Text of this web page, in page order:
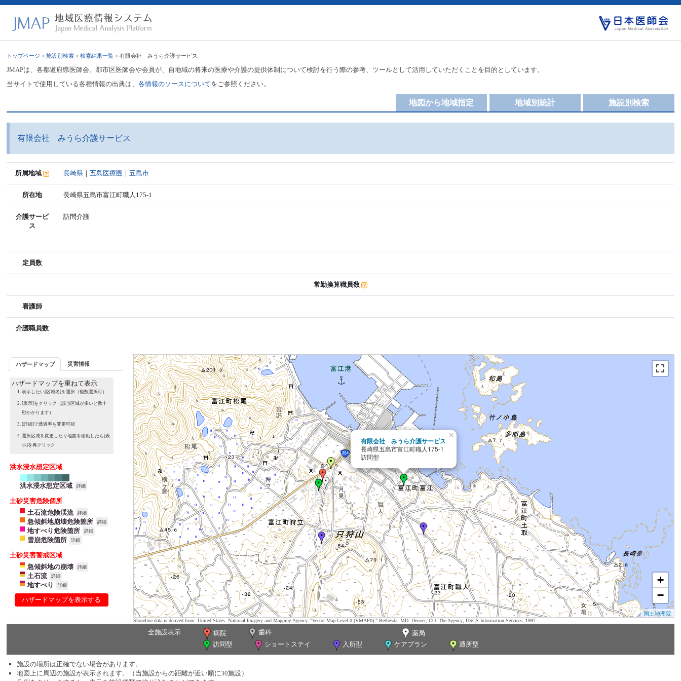
トップページ >施設別検索 >検索結果一覧 > 有限会社 みうら介護サービス
JMAPは、各都道府県医師会、郡市区医師会や会員が、自地域の将来の医療や介護の提供体制について検討を行う際の参考、ツールとして活用していただくことを目的としています。
当サイトで使用している各種情報の出典は、各情報のソースについてをご参照ください。
施設別検索
地域別統計
地図から地域指定
有限会社 みうら介護サービス
所属地域 長崎県 ｜五島医療圏 ｜五島市
所在地 長崎県五島市富江町職人175-1
介護サービ
ス
訪問介護
定員数
常勤換算職員数
看護師
介護職員数
ハザードマップ 災害情報
ハザードマップを重ねて表示
表示したい[区域名]を選択（複数選択可）
[表示]をクリック（該当区域が多いと数十
秒かかります）
[詳細]で透過率を変更可能
選択区域を変更したり地図を移動したら[表
示]を再クリック
洪水浸水想定区域
洪水浸水想定区域 詳細
土砂災害危険個所
土石流危険渓流
詳細
急傾斜地崩壊危険箇所 詳細
地すべり危険箇所 詳細
雪崩危険箇所 詳細
土砂災害警戒区域
急傾斜地の崩壊
詳細
土石流 詳細
地すべり 詳細
ハザードマップを表示する
有限会社 みうら介護サービス
長崎県五島市富江町職人175-1
訪問型
×
+
−
国土地理院
Shoreline data is derived from: United States. National Imagery and Mapping Agency. "Vector Map Level 0 (VMAP0)." Bethesda, MD: Denver, CO: The Agency; USGS Information Services, 1997.
全施設表示 病院 歯科
薬局
訪問型
ショートステイ 入所型 ケアプラン 通所型
施設の場所は正確でない場合があります。
地図上に周辺の施設が表示されます。（当施設からの距離が近い順に30施設）